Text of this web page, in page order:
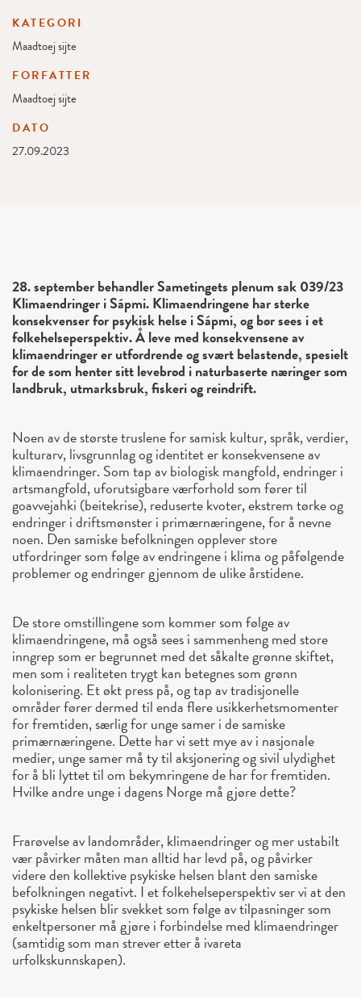
KATEGORI
Maadtoej sijte
FORFATTER
Maadtoej sijte
DATO
27.09.2023
28. september behandler Sametingets plenum sak 039/23
Klimaendringer i Sápmi. Klimaendringene har sterke
konsekvenser for psykisk helse i Sápmi, og bør sees i et
folkehelseperspektiv.Å leve med konsekvensene av
klimaendringer er utfordrende og svært belastende, spesielt
for de som henter sitt levebrød i naturbaserte næringer som
landbruk, utmarksbruk, fiskeri og reindrift.
Noen av de største truslene for samisk kultur, språk, verdier,
kulturarv, livsgrunnlag og identitet er konsekvensene av
klimaendringer. Som tap av biologisk mangfold, endringer i
artsmangfold, uforutsigbare værforhold som fører til
goavvejahki (beitekrise), reduserte kvoter, ekstrem tørke og
endringer i driftsmønster i primærnæringene, for å nevne
noen. Den samiske befolkningen opplever store
utfordringer som følge av endringene i klima og påfølgende
problemer og endringer gjennom de ulike årstidene.
De store omstillingene som kommer som følge av
klimaendringene, må også sees i sammenheng med store
inngrep som er begrunnet med det såkalte grønne skiftet,
men som i realiteten trygt kan betegnes som grønn
kolonisering. Et økt press på, og tap av tradisjonelle
områder fører dermed til enda flere usikkerhetsmomenter
for fremtiden, særlig for unge samer i de samiske
primærnæringene. Dette har vi sett mye av i nasjonale
medier, unge samer må ty til aksjonering og sivil ulydighet
for å bli lyttet til om bekymringene de har for fremtiden.
Hvilke andre unge i dagens Norge må gjøre dette?
Frarøvelse av landområder, klimaendringer og mer ustabilt
vær påvirker måten man alltid har levd på, og påvirker
videre den kollektive psykiske helsen blant den samiske
befolkningen negativt. I et folkehelseperspektiv ser vi at den
psykiske helsen blir svekket som følge av tilpasninger som
enkeltpersoner må gjøre i forbindelse med klimaendringer
(samtidig som man strever etter å ivareta
urfolkskunnskapen).